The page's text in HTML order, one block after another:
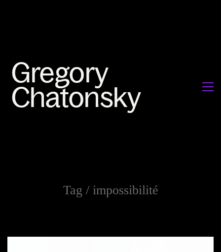
Tag / impossibilité